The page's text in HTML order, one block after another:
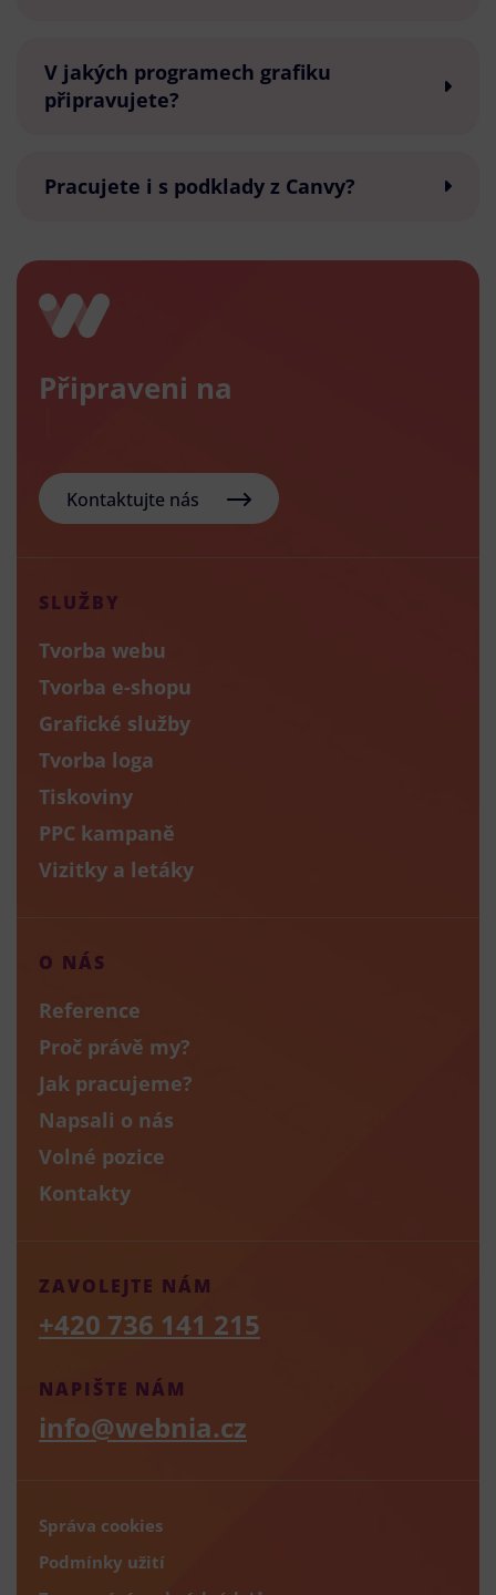
V jakých programech grafiku
připravujete?
Pracujete i s podklady z Canvy?
Připraveni na
Kontaktujte nás
SLUŽBY
Tvorba webu
Tvorba e-shopu
Grafické služby
Tvorba loga
Tiskoviny
PPC kampaně
Vizitky a letáky
O NÁS
Reference
Proč právě my?
Jak pracujeme?
Napsali o nás
Volné pozice
Kontakty
NAPIŠTE NÁM
info@webnia.cz
ZAVOLEJTE NÁM
+420 736 141 215
Správa cookies
Podmínky užití